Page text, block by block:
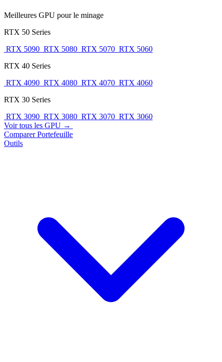
Meilleures GPU pour le minage
RTX 50 Series
RTX 5090 RTX 5080 RTX 5070 RTX 5060
RTX 40 Series
RTX 4090 RTX 4080 RTX 4070 RTX 4060
RTX 30 Series
RTX 3090 RTX 3080 RTX 3070 RTX 3060
Voir tous les GPU →
ComparerPortefeuille
Outils